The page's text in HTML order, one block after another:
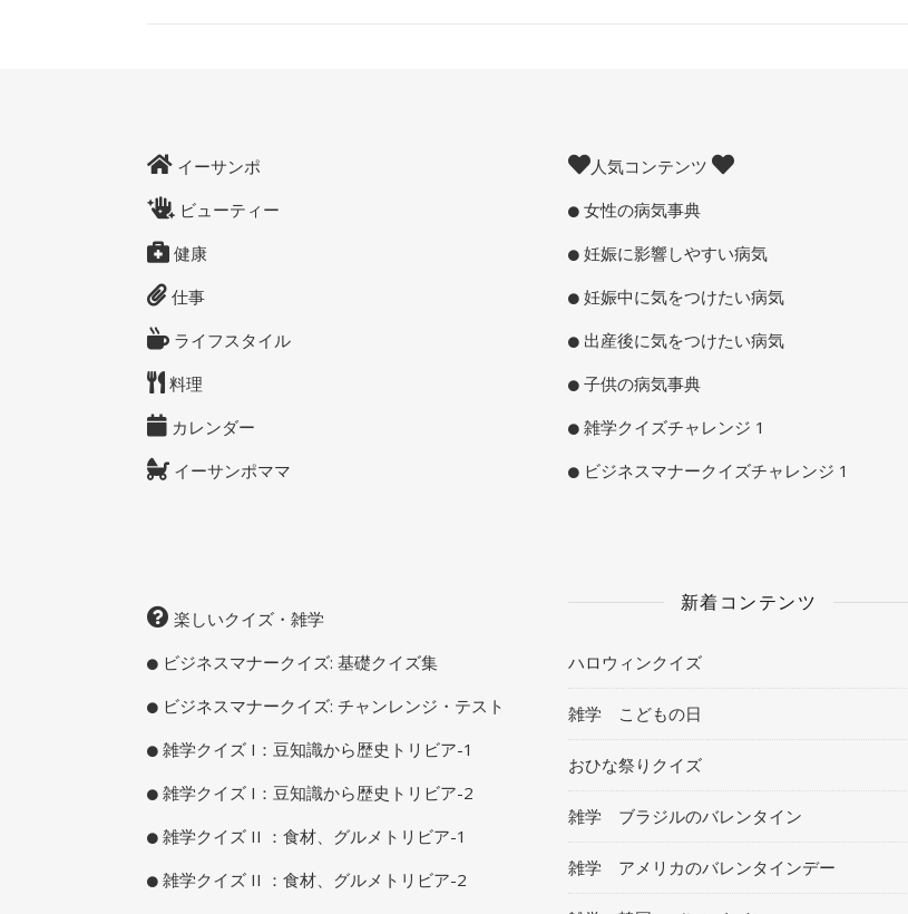
イーサンポ
ビューティー
健康
仕事
ライフスタイル
料理
カレンダー
イーサンポママ
人気コンテンツ
女性の病気事典
妊娠に影響しやすい病気
妊娠中に気をつけたい病気
出産後に気をつけたい病気
子供の病気事典
雑学クイズチャレンジ 1
ビジネスマナークイズチャレンジ 1
楽しいクイズ・雑学
ビジネスマナークイズ: 基礎クイズ集
ビジネスマナークイズ: チャンレンジ・テスト
雑学クイズ I：豆知識から歴史トリビア-1
雑学クイズ I：豆知識から歴史トリビア-2
雑学クイズ II ：食材、グルメトリビア-1
雑学クイズ II ：食材、グルメトリビア-2
新着コンテンツ
ハロウィンクイズ
雑学 こどもの日
おひな祭りクイズ
雑学 ブラジルのバレンタイン
雑学 アメリカのバレンタインデー